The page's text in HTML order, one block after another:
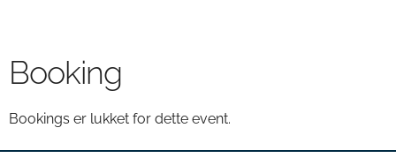
Booking
Bookings er lukket for dette event.